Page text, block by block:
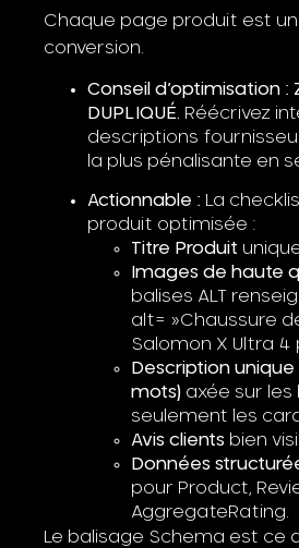
Chaque page produit est
conversion.
Conseil d’optimisation :
DUPLIQUÉ. Réécrivez
descriptions
la plus pénalisante en
Actionnable : La
produit optimisée :
Titre Produit
Images de haute
balises ALT
alt= »Chaussure
Salomon X Ultra 4
Description
mots) axée sur les
seulement les
Avis clients bien
Données
pour Product,
AggregateRating.
Le balisage Schema est ce